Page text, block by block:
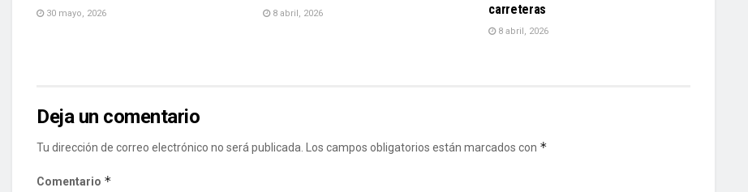
30 mayo, 2026 8 abril, 2026
carreteras
8 abril, 2026
Deja un comentario
Tu dirección de correo electrónico no será publicada. Los campos obligatorios están marcados con *
Comentario *